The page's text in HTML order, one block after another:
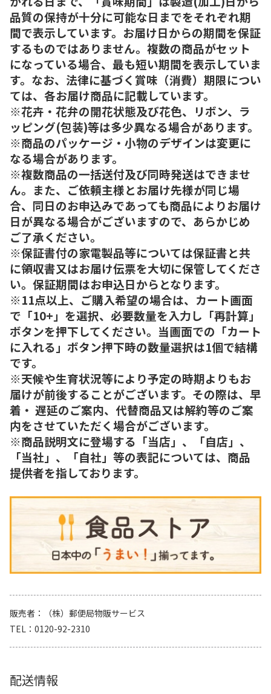
品質の保持が十分に可能な日までをそれぞれ期
間で表示しています。お届け日からの期間を保証
するものではありません。複数の商品がセット
になっている場合、最も短い期間を表示していま
す。なお、法律に基づく賞味（消費）期限につい
ては、各お届け商品に記載しています。
※花卉・花弁の開花状態及び花色、リボン、ラ
ッピング(包装)等は多少異なる場合があります。
※商品のパッケージ・小物のデザインは変更に
なる場合があります。
※複数商品の一括送付及び同時発送はできませ
ん。また、ご依頼主様とお届け先様が同じ場
合、同日のお申込みであっても商品によりお届け
日が異なる場合がございますので、あらかじめ
ご了承ください。
※保証書付の家電製品等については保証書と共
に領収書又はお届け伝票を大切に保管してくださ
い。保証期間はお申込日からとなります。
※11点以上、ご購入希望の場合は、カート画面
で「10+」を選択、必要数量を入力し「再計算」
ボタンを押下してください。当画面での「カート
に入れる」ボタン押下時の数量選択は1個で結構
です。
※天候や生育状況等により予定の時期よりもお
届けが前後することがございます。その際は、早
着・ 遅延のご案内、代替商品又は解約等のご案
内をさせていただく場合がございます。
※商品説明文に登場する「当店」、「自店」、
「当社」、「自社」等の表記については、商品
提供者を指しております。
販売者
（株）郵便局物販サービス
TEL
0120-92-2310
配送情報